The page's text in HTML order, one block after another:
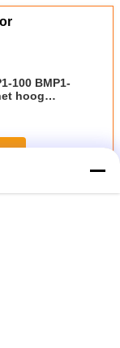
100 BMP1-
hoog